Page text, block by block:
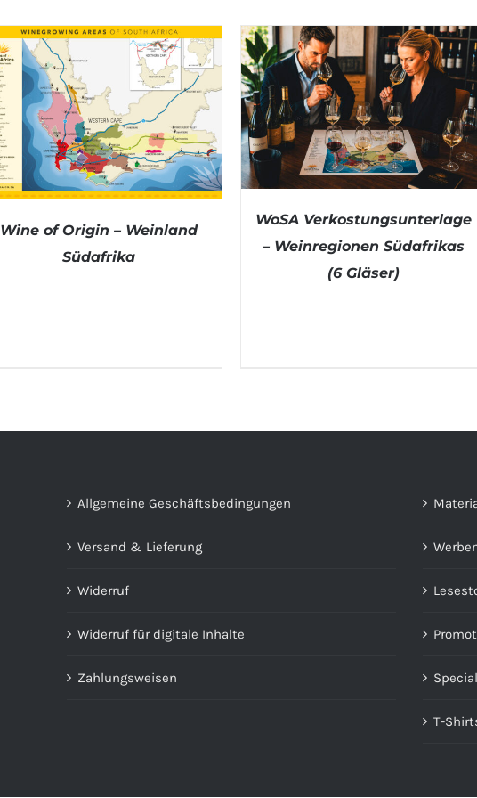
Wine of Origin – Weinland
Südafrika
DETAILS
WoSA Verkostungsunterlage
– Weinregionen Südafrikas
(6 Gläser)
Allgemeine Geschäftsbedingungen
Versand & Lieferung
Widerruf
Widerruf für digitale Inhalte
Zahlungsweisen
T-